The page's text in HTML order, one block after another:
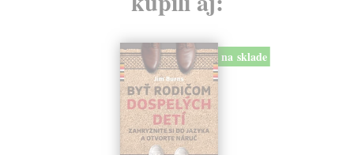
na sklade